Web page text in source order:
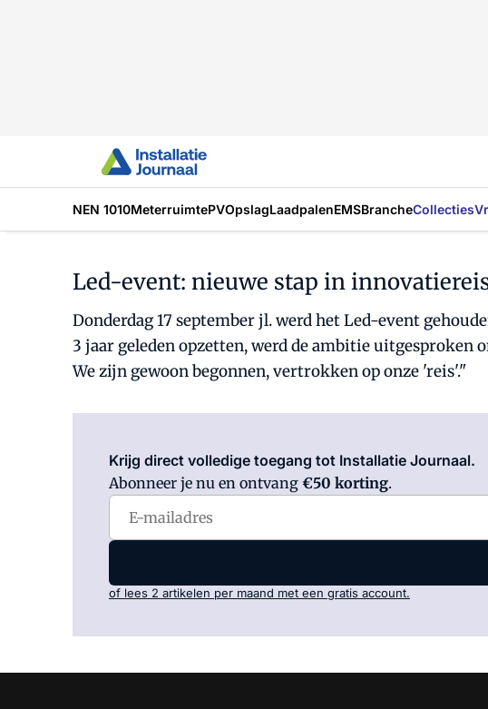
NEN 1010MeterruimtePVOpslagLaadpalenEMSBrancheCollecties
Led-event: nieuwe stap in
Donderdag 17 september jl. werd het Led-event
3 jaar geleden opzetten, werd de ambitie
We zijn gewoon begonnen, vertrokken op onze 'reis'."
Krijg direct volledige toegang tot Installatie Journaal.
Abonneer je nu en ontvang €50 korting.
of lees 2 artikelen per maand met een gratis account.